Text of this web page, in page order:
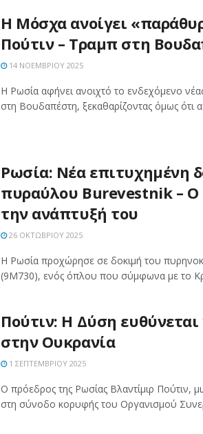
H Μόσχα ανοίγει
Πούτιν – Τραμπ στη
14 ΝΟΕΜΒΡΊΟΥ 2025
Η Ρωσία αφήνει ανοιχτό το ενδεχόμενο
στη Βουδαπέστη, ξεκαθαρίζοντας όμως ότι
Ρωσία: Νέα επιτυχημένη
πυραύλου Burevestnik – Ο
την ανάπτυξή του
26 ΟΚΤΩΒΡΊΟΥ 2025
Η Ρωσία προχώρησε σε δοκιμή του
(9M730), ενός όπλου που σύμφωνα με το
Πούτιν: Η Δύση
στην Ουκρανία
1 ΣΕΠΤΕΜΒΡΊΟΥ 2025
Ο πρόεδρος της Ρωσίας Βλαντίμιρ Πούτιν,
στη σύνοδο κορυφής του Οργανισμού